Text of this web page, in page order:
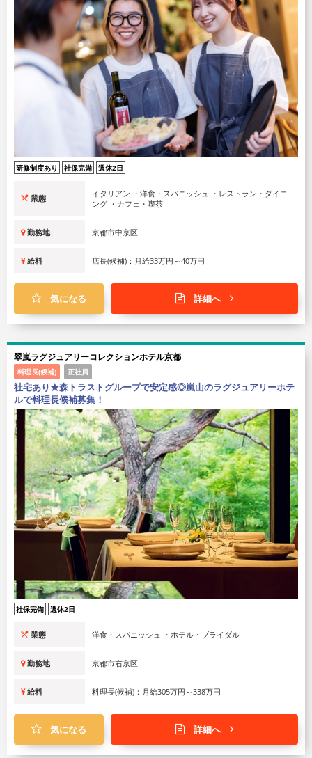
研修制度あり 社保完備 週休2日
業態
イタリアン ・洋食・スパニッシュ ・レストラン・ダイニ
ング ・カフェ・喫茶
勤務地 京都市中京区
給料 店長(候補)：月給33万円～40万円
気になる 詳細へ
翠嵐ラグジュアリーコレクションホテル京都
料理長(候補) 正社員
社宅あり★森トラストグループで安定感◎嵐山のラグジュアリーホテ
ルで料理長候補募集！
社保完備 週休2日
業態 洋食・スパニッシュ ・ホテル・ブライダル
勤務地 京都市右京区
給料 料理長(候補)：月給305万円～338万円
気になる 詳細へ